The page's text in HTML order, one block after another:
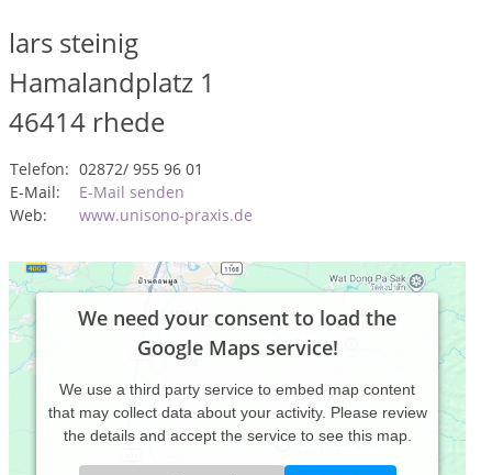
lars steinig
Hamalandplatz 1
46414 rhede
Telefon: 02872/ 955 96 01
E-Mail:
E-Mail senden
Web:
www.unisono-praxis.de
We need your consent to load the
Google Maps service!
We use a third party service to embed map content
that may collect data about your activity. Please review
the details and accept the service to see this map.